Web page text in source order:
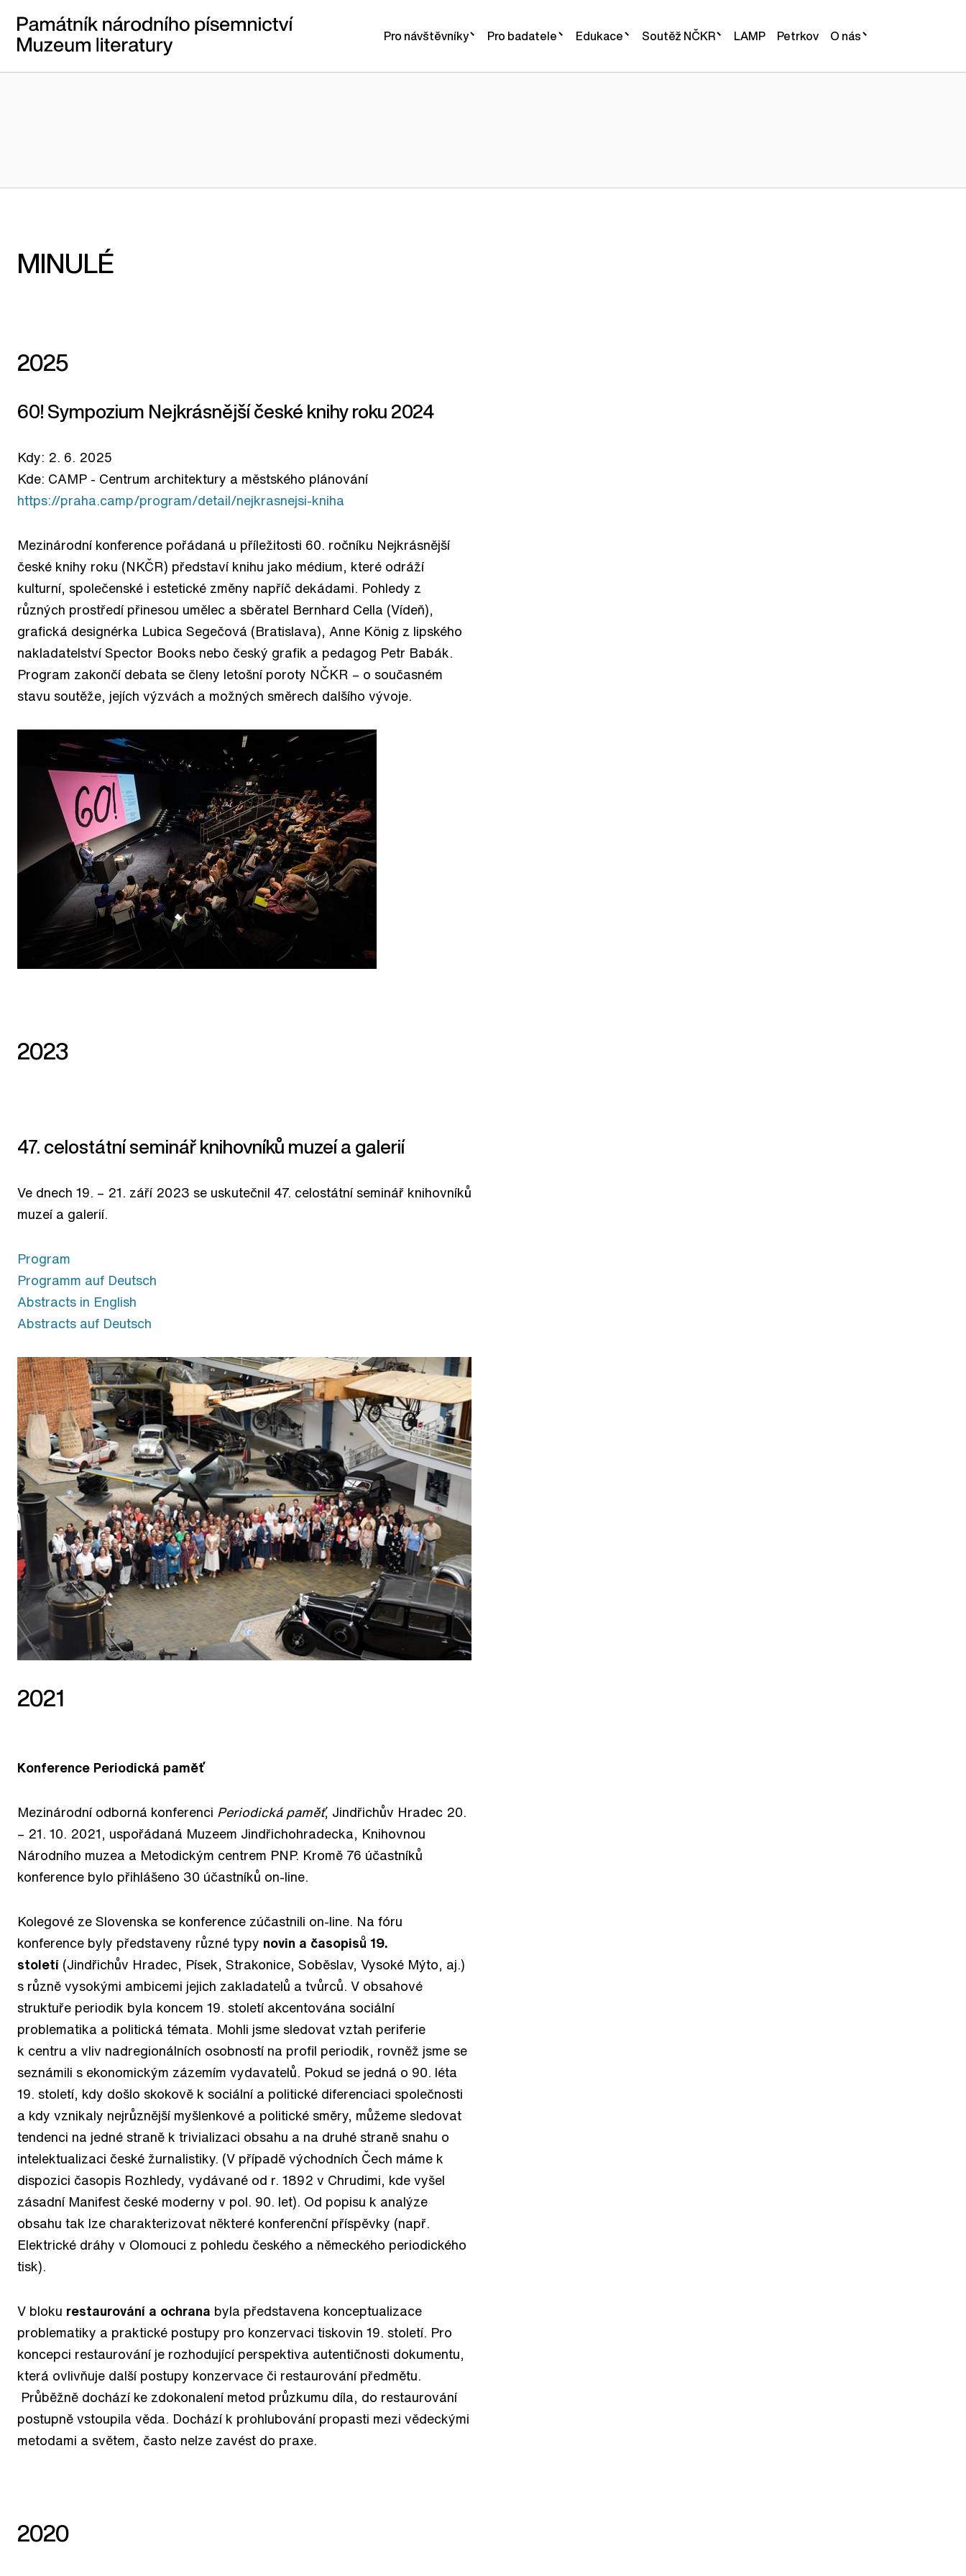
Pro návštěvníky Pro badatele Edukace Soutěž NČKR LAMP Petrkov O nás
MINULÉ
2025
60! Sympozium Nejkrásnější české knihy roku 2024
Kdy: 2. 6. 2025
Kde: CAMP - Centrum architektury a městského plánování
https://praha.camp/program/detail/nejkrasnejsi-kniha
Mezinárodní konference pořádaná u příležitosti 60. ročníku Nejkrásnější
české knihy roku (NKČR) představí knihu jako médium, které odráží
kulturní, společenské i estetické změny napříč dekádami. Pohledy z
různých prostředí přinesou umělec a sběratel Bernhard Cella (Vídeň),
grafická designérka Lubica Segečová (Bratislava), Anne König z lipského
nakladatelství Spector Books nebo český grafik a pedagog Petr Babák.
Program zakončí debata se členy letošní poroty NČKR – o současném
stavu soutěže, jejích výzvách a možných směrech dalšího vývoje.
2023
47. celostátní seminář knihovníků muzeí a galerií
Ve dnech 19. – 21. září 2023 se uskutečnil 47. celostátní seminář knihovníků
muzeí a galerií.
Program
Programm auf Deutsch
Abstracts in English
Abstracts auf Deutsch
2021
Konference Periodická paměť
Mezinárodní odborná konferenci Periodická paměť, Jindřichův Hradec 20.
– 21. 10. 2021, uspořádaná Muzeem Jindřichohradecka, Knihovnou
Národního muzea a Metodickým centrem PNP. Kromě 76 účastníků
konference bylo přihlášeno 30 účastníků on-line.
Kolegové ze Slovenska se konference zúčastnili on-line. Na fóru
konference byly představeny různé typy novin a časopisů 19.
století (Jindřichův Hradec, Písek, Strakonice, Soběslav, Vysoké Mýto, aj.)
s různě vysokými ambicemi jejich zakladatelů a tvůrců. V obsahové
struktuře periodik byla koncem 19. století akcentována sociální
problematika a politická témata. Mohli jsme sledovat vztah periferie
k centru a vliv nadregionálních osobností na profil periodik, rovněž jsme se
seznámili s ekonomickým zázemím vydavatelů. Pokud se jedná o 90. léta
19. století, kdy došlo skokově k sociální a politické diferenciaci společnosti
a kdy vznikaly nejrůznější myšlenkové a politické směry, můžeme sledovat
tendenci na jedné straně k trivializaci obsahu a na druhé straně snahu o
intelektualizaci české žurnalistiky. (V případě východních Čech máme k
dispozici časopis Rozhledy, vydávané od r. 1892 v Chrudimi, kde vyšel
zásadní Manifest české moderny v pol. 90. let). Od popisu k analýze
obsahu tak lze charakterizovat některé konferenční příspěvky (např.
Elektrické dráhy v Olomouci z pohledu českého a německého periodického
tisk).
V bloku restaurování a ochrana byla představena konceptualizace
problematiky a praktické postupy pro konzervaci tiskovin 19. století. Pro
koncepci restaurování je rozhodující perspektiva autentičnosti dokumentu,
která ovlivňuje další postupy konzervace či restaurování předmětu.
Průběžně dochází ke zdokonalení metod průzkumu díla, do restaurování
postupně vstoupila věda. Dochází k prohlubování propasti mezi vědeckými
metodami a světem, často nelze zavést do praxe.
2020